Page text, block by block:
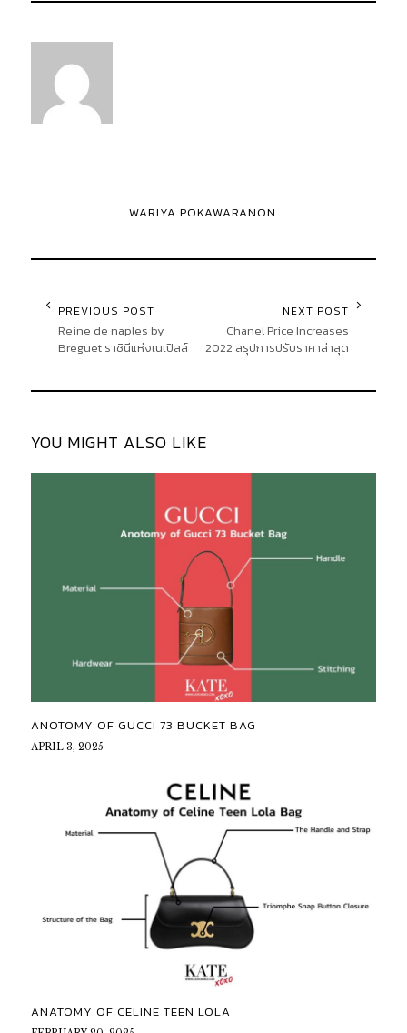
WARIYA POKAWARANON
PREVIOUS POST
Reine de naples by
Breguet ราชินีแห่งเนเปิลส์
NEXT POST
Chanel Price Increases
2022 สรุปการปรับราคาล่าสุด
YOU MIGHT ALSO LIKE
ANOTOMY OF GUCCI 73 BUCKET BAG
APRIL 3, 2025
ANATOMY OF CELINE TEEN LOLA